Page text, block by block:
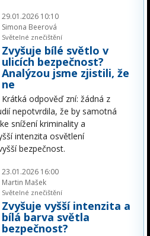
29.01.2026 10:10
Simona Beerová
Světelné znečištění
Zvyšuje bílé světlo v
ulicích bezpečnost?
Analýzou jsme zjistili, že
ne
Krátká odpověď zní: žádná z
nepotvrdila, že by samotná
snížení kriminality a
intenzita osvětlení
bezpečnost.
23.01.2026 16:00
Martin Mašek
Světelné znečištění
Zvyšuje vyšší intenzita a
bílá barva světla
bezpečnost?